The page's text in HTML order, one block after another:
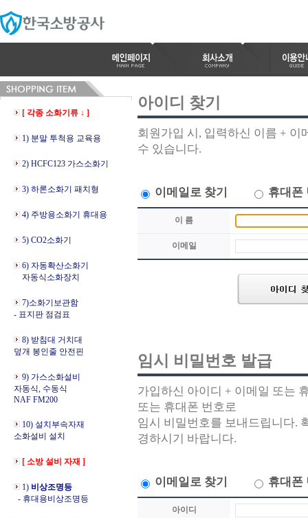
[ 각종 소화기류 ↓ ]
1) 분말 투척용 교육용
2) HCFC123 가스소화기
3) 하론소화기 패치형
4) 주방용소화기 휴대용
5) CO2소화기
6) 자동확산소화기
자동식소화장치
7)소화기보관함
- 표지판 점검표
8) 받침대 거치대
덮개 봉인줄 안전핀
9) 가스소화설비
자동식, 수동식
NAF FM200
10) 설치부속자재
소화설비 설치
[ 소방 설비 자재 ]
1) 비상조명등
- 휴대용비상조명등
아이디 찾기
회원가입 시, 입력하신 이름 +
수 있습니다.
이메일로 찾기 휴대폰
이 름
이메일
임시 비밀번호 발급
가입하신 아이디 + 이메일 또는
또는 휴대폰 번호로
임시 비밀번호를 보내드립니다.
경하시기 바랍니다.
이메일로 찾기 휴대폰
아이디